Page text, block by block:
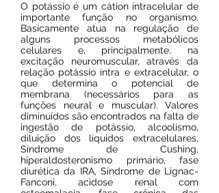
O potássio é um cátion intracelular de
importante função no organismo.
Basicamente atua na regulação de
alguns processos metabólicos
celulares e, principalmente, na
excitação neuromuscular, através da
relação potássio intra e extracelular, o
que determina o potencial de
membrana (necessários para as
funções neural e muscular). Valores
diminuídos são encontrados na falta de
ingestão de potássio, alcoolismo,
diluição dos líquidos extracelulares,
Síndrome de Cushing,
hiperaldosteronismo primário, fase
diurética da IRA, Síndrome de Lignac-
Fanconi, acidose renal com